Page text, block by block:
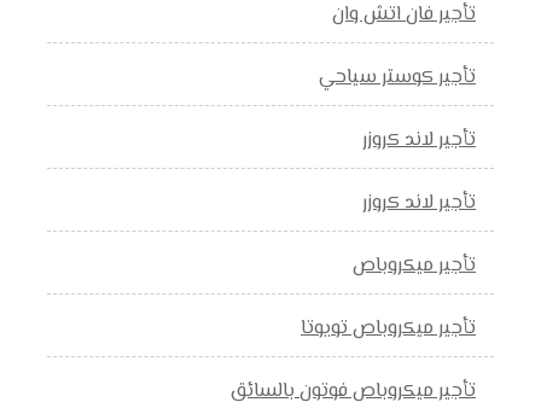
تأجير فان اتش وان
تأجير كوستر سياحي
تأجير لاند كروزر
تأجير لاند كروزر
تأجير ميكروباص
تأجير ميكروباص تويوتا
تأجير ميكروباص فوتون بالسائق